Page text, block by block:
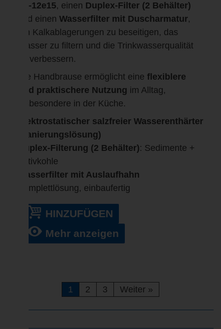
JS-12e15, einen Duplex-Filter (2 Behälter)
und einen Wasserfilter mit Duscharmatur,
um Kalkablagerungen zu beseitigen, das
Wasser zu filtern und die Trinkwasserqualität
zu verbessern.
Die Handbrause ermöglicht eine flexiblere
und praktischere Nutzung im Alltag,
insbesondere in der Küche.
Elektrostatischer salzfreier Wasserenthärter
(Sanierungslösung)
Duplex-Filterung (2 Behälter): Sedimente +
Aktivkohle
Wasserfilter mit Auslaufhahn
Komplettlösung, einbaufertig
HINZUFÜGEN
Mehr anzeigen
1 2 3 Weiter»